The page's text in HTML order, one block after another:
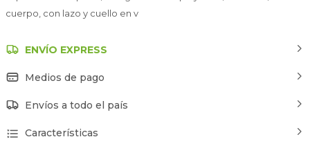
cuerpo, con lazo y cuello en v
ENVÍO EXPRESS
Medios de pago
Envíos a todo el país
Características